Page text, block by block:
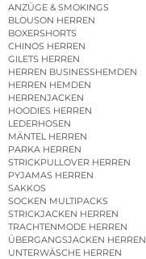
ANZÜGE & SMOKINGS
BLOUSON HERREN
BOXERSHORTS
CHINOS HERREN
GILETS HERREN
HERREN BUSINESSHEMDEN
HERREN HEMDEN
HERRENJACKEN
HOODIES HERREN
LEDERHOSEN
MÄNTEL HERREN
PARKA HERREN
STRICKPULLOVER HERREN
PYJAMAS HERREN
SAKKOS
SOCKEN MULTIPACKS
STRICKJACKEN HERREN
TRACHTENMODE HERREN
ÜBERGANGSJACKEN HERREN
UNTERWÄSCHE HERREN